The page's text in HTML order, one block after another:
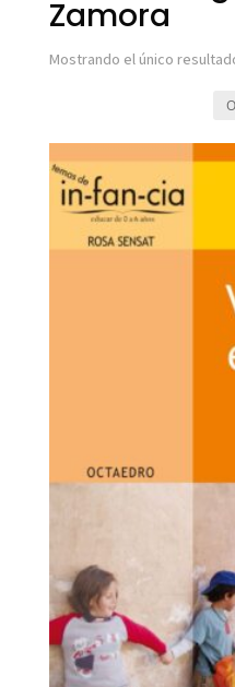
Zamora
Mostrando el único